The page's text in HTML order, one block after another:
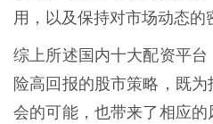
用，以及保持对市场动态的
综上所述国内十大配资平
险高回报的股市策略，既
会的可能，也带来了相应